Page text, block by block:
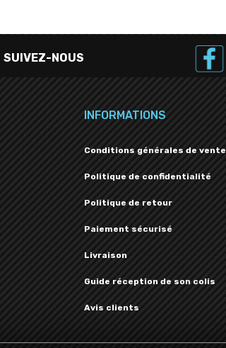
SUIVEZ-NOUS
INFORMATIONS
Conditions générales de vente
Politique de confidentialité
Politique de retour
Paiement sécurisé
Livraison
Guide réception de son colis
Avis clients